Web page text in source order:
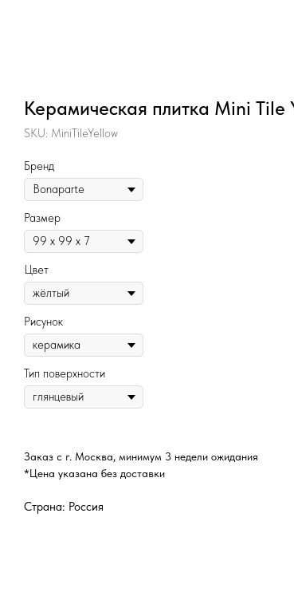
Керамическая плитка Mini Tile
SKU: MiniTileYellow
Бренд
Размер
Цвет
Рисунок
Тип поверхности
Заказ с г. Москва, минимум 3 недели ожидания
*Цена указана без доставки
Страна: Россия